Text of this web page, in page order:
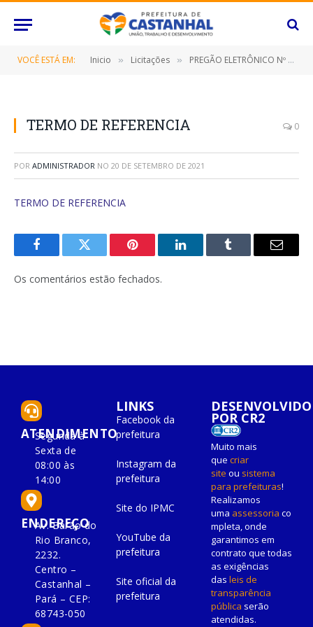
VOCÊ ESTÁ EM: Inicio » Licitações » PREGÃO ELETRÔNICO Nº 074/2021 (CONTRATAÇÃO DE PESSOA JURÍDICA ESPECIALIZADA NA PRESTAÇÃO DE SERVIÇOS DE LOCAÇÃO DE VEÍCULOS AUTOMOTORES TIPO AMBULÂNCIA)
TERMO DE REFERENCIA 0
POR ADMINISTRADOR NO 20 DE SETEMBRO DE 2021
TERMO DE REFERENCIA
FacebookTwitter Pinterest O
Tumblr
E-
Os comentários estão fechados.
ATENDIMENTO
Segunda à
Sexta de
08:00 às
14:00
ENDEREÇO
Av. Barão do
Rio Branco,
2232.
Centro –
Castanhal –
Pará – CEP:
68743-050
LINKS
Facebook da
prefeitura
Instagram da
prefeitura
Site do IPMC
YouTube da
prefeitura
Site oficial da
prefeitura
DESENVOLVIDO
POR CR2
Muito mais
que criar
site ou sistema
para prefeituras!
Realizamos
uma assessoria co
mpleta, onde
garantimos em
contrato que todas
as exigências
das leis de
transparência
pública serão
atendidas.